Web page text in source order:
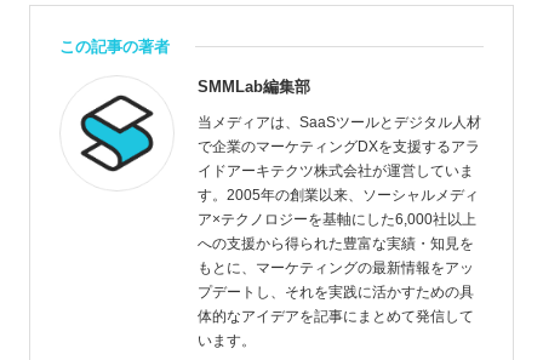
この記事の著者
SMMLab編集部
当メディアは、SaaSツールとデジタル人材
で企業のマーケティングDXを支援するアラ
イドアーキテクツ株式会社が運営していま
す。2005年の創業以来、ソーシャルメディ
ア×テクノロジーを基軸にした6,000社以上
への支援から得られた豊富な実績・知見を
もとに、マーケティングの最新情報をアッ
プデートし、それを実践に活かすための具
体的なアイデアを記事にまとめて発信して
います。